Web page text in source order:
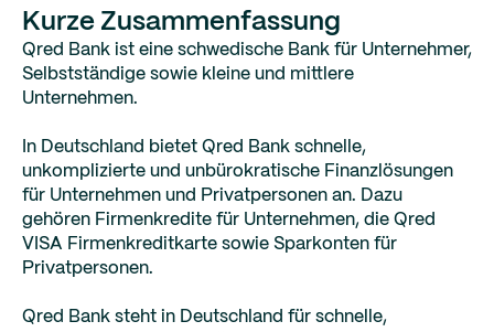
Kurze Zusammenfassung
Qred Bank ist eine schwedische Bank für Unternehmer,
Selbstständige sowie kleine und mittlere
Unternehmen.
In Deutschland bietet Qred Bank schnelle,
unkomplizierte und unbürokratische Finanzlösungen
für Unternehmen und Privatpersonen an. Dazu
gehören Firmenkredite für Unternehmen, die Qred
VISA Firmenkreditkarte sowie Sparkonten für
Privatpersonen.
Qred Bank steht in Deutschland für schnelle,